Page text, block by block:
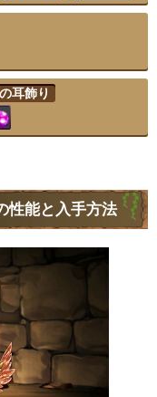
耳飾り
性能と入手方法